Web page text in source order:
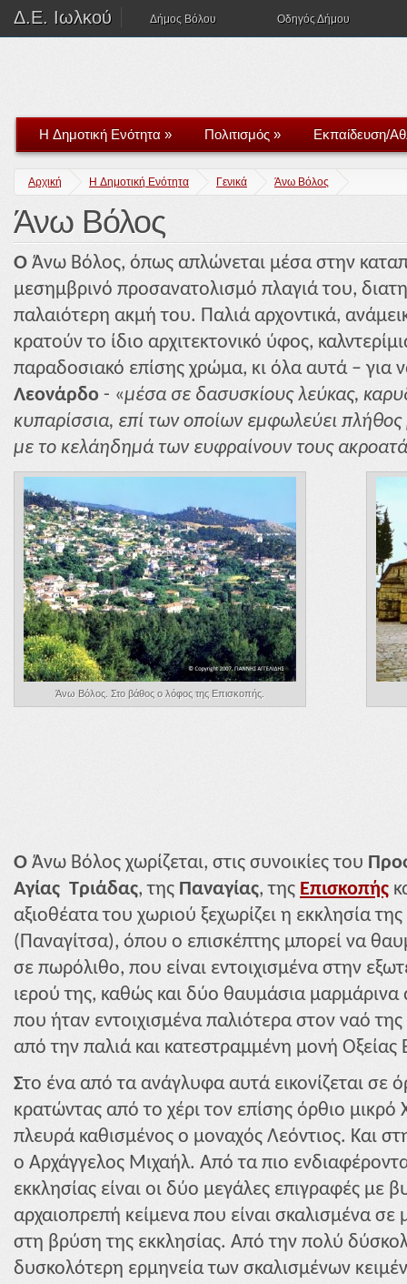
Δ.Ε. Ιωλκού Δήμος Βόλου Οδηγός Δήμου
H Δημοτική Ενότητα » Πολιτισμός » Εκπαίδευση/
Αρχική H Δημοτική Ενότητα Γενικά Άνω Βόλος
Άνω Βόλος
Ο Άνω Βόλος, όπως απλώνεται μέσα στην
μεσημβρινό προσανατολισμό πλαγιά του,
παλαιότερη ακμή του. Παλιά αρχοντικά,
κρατούν το ίδιο αρχιτεκτονικό ύφος,
παραδοσιακό επίσης χρώμα, κι όλα αυτά –
Λεονάρδο - «μέσα σε δασυσκίους λεύκας,
κυπαρίσσια, επί των οποίων εμφωλεύει
με το κελάηδημά των ευφραίνουν τους
Άνω Βόλος. Στο βάθος ο λόφος της Επισκοπής.
Ο Άνω Βόλος χωρίζεται, στις συνοικίες του
Αγίας Τριάδας, της Παναγίας, της Επισκοπής
αξιοθέατα του χωριού ξεχωρίζει η εκκλησία της
(Παναγίτσα), όπου ο επισκέπτης μπορεί να
σε πωρόλιθο, που είναι εντοιχισμένα στην
ιερού της, καθώς και δύο θαυμάσια
που ήταν εντοιχισμένα παλιότερα στον ναό
από την παλιά και κατεστραμμένη μονή
Στο ένα από τα ανάγλυφα αυτά εικονίζεται σε
κρατώντας από το χέρι τον επίσης όρθιο μικρό
πλευρά καθισμένος ο μοναχός Λεόντιος. Και
ο Αρχάγγελος Μιχαήλ. Από τα πιο
εκκλησίας είναι οι δύο μεγάλες επιγραφές με
αρχαιοπρεπή κείμενα που είναι σκαλισμένα σε
στη βρύση της εκκλησίας. Από την πολύ
δυσκολότερη ερμηνεία των σκαλισμένων